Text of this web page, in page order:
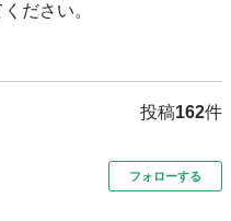
ださい。
投稿162件
フォローする